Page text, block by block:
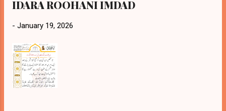
IDARA ROOHANI IMDAD
- January 19, 2026